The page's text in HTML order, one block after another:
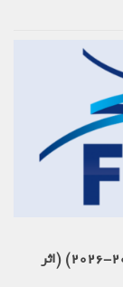
قوانین تکنیکی فدراسیون جهانی شمشیربازی (2025-2026) (اثر